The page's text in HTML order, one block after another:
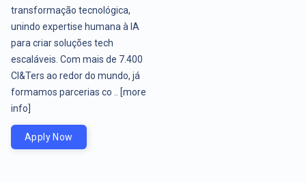
transformação tecnológica,
unindo expertise humana à IA
para criar soluções tech
escaláveis. Com mais de 7.400
CI&Ters ao redor do mundo, já
formamos parcerias co ..
[more
info]
Apply Now